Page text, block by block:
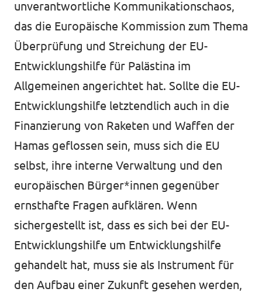
unverantwortliche Kommunikationschaos,
das die Europäische Kommission zum Thema
Überprüfung und Streichung der EU-
Entwicklungshilfe für Palästina im
Allgemeinen angerichtet hat. Sollte die EU-
Entwicklungshilfe letztendlich auch in die
Finanzierung von Raketen und Waffen der
Hamas geflossen sein, muss sich die EU
selbst, ihre interne Verwaltung und den
europäischen Bürger*innen gegenüber
ernsthafte Fragen aufklären. Wenn
sichergestellt ist, dass es sich bei der EU-
Entwicklungshilfe um Entwicklungshilfe
gehandelt hat, muss sie als Instrument für
den Aufbau einer Zukunft gesehen werden,